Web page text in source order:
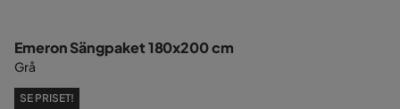
Emeron Sängpaket 180x200 cm
Grå
SE PRISET!